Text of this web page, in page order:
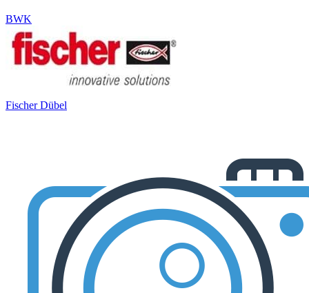
BWK
Fischer Dübel